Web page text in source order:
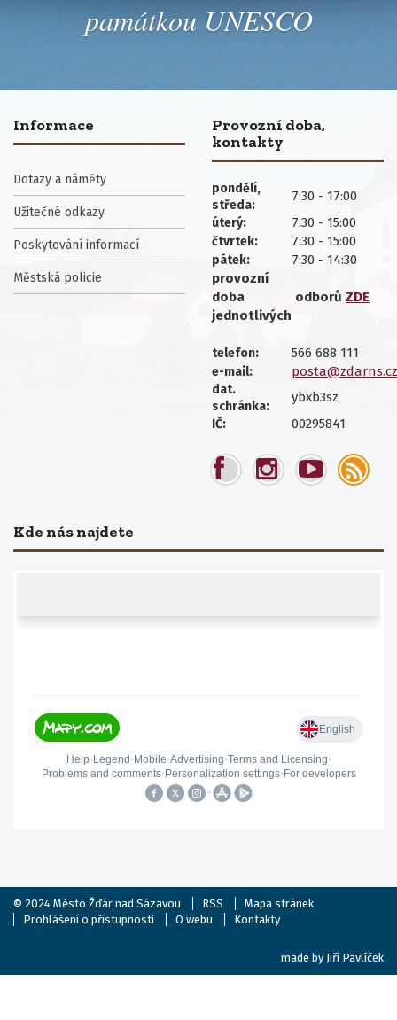
památkou UNESCO
Informace
Dotazy a náměty
Užitečné odkazy
Poskytování informací
Městská policie
Provozní doba,
kontakty
pondělí,
středa:
7:30 - 17:00
úterý: 7:30 - 15:00
čtvrtek: 7:30 - 15:00
pátek:
7:30 - 14:30
provozní
doba
jednotlivých
odborů ZDE
telefon: 566 688 111
e-mail: posta@zdarns.cz
dat.
schránka:
ybxb3sz
IČ: 00295841
Kde nás najdete
© 2024 Město Žďár nad Sázavou RSS
Mapa stránek
Prohlášení o přístupnosti
O webu Kontakty
made by Jiří Pavlíček